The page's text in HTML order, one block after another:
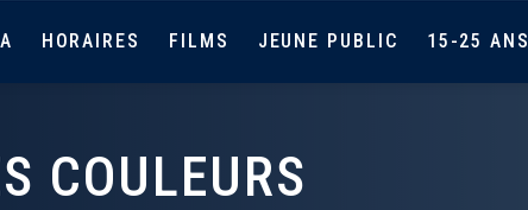
HORAIRES FILMS JEUNE PUBLIC 15-25 ANS
COULEURS